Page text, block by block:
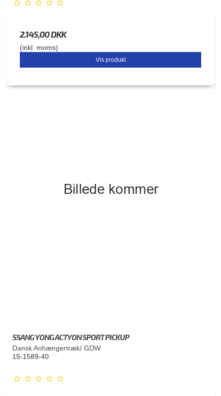
2.145,00 DKK
(inkl. moms)
Vis produkt
SSANG YONG ACTYON SPORT PICKUP
Dansk Anhængertræk/ GDW
15-1589-40